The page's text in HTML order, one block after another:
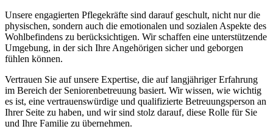
Unsere engagierten Pflegekräfte sind darauf geschult, nicht nur die
physischen, sondern auch die emotionalen und sozialen Aspekte des
Wohlbefindens zu berücksichtigen. Wir schaffen eine unterstützende
Umgebung, in der sich Ihre Angehörigen sicher und geborgen
fühlen können.
Vertrauen Sie auf unsere Expertise, die auf langjähriger Erfahrung
im Bereich der Seniorenbetreuung basiert. Wir wissen, wie wichtig
es ist, eine vertrauenswürdige und qualifizierte Betreuungsperson an
Ihrer Seite zu haben, und wir sind stolz darauf, diese Rolle für Sie
und Ihre Familie zu übernehmen.